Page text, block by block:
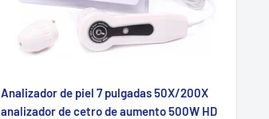
Analizador de piel 7 pulgadas 50X/200X
analizador de cetro de aumento 500W HD